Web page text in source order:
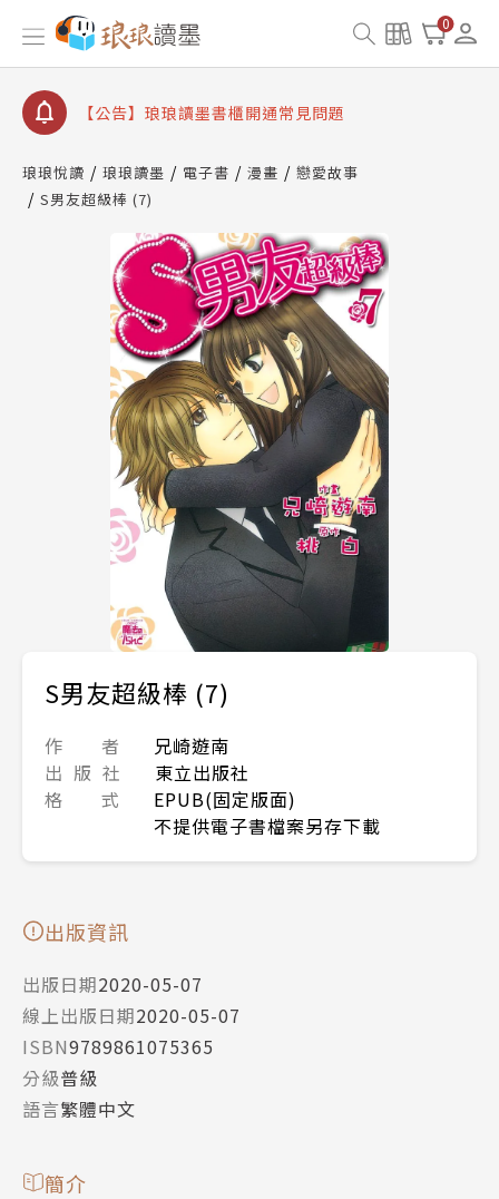
0
查詢
【公告】琅琅讀墨數位閱讀資產合併與書櫃開通申請
【公告】琅琅讀墨書櫃開通常見問題
【公告】琅琅書店服務升級重要說明及資產合併結果
查詢
【公告】琅琅讀墨數位閱讀資產合併與書櫃開通申請
琅琅悅讀 琅琅讀墨 電子書 漫畫
戀愛故事
S男友超級棒 (7)
S男友超級棒 (7)
作 者
兄崎遊南
出 版 社
東立出版社
格 式
EPUB(固定版面)
不提供電子書檔案另存下載
出版資訊
出版日期2020-05-07
線上出版日期2020-05-07
ISBN9789861075365
分級普級
語言繁體中文
簡介